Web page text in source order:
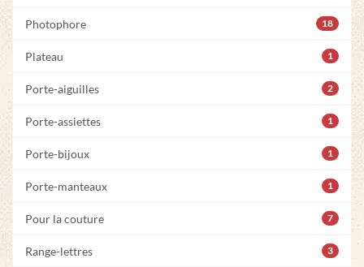
Photophore 18
Plateau 1
Porte-aiguilles 2
Porte-assiettes 1
Porte-bijoux 1
Porte-manteaux 1
Pour la couture 7
Range-lettres 3